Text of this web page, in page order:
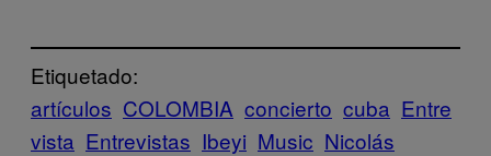
Etiquetado:
artículos COLOMBIA concierto cuba Entre
vista Entrevistas Ibeyi Music Nicolás